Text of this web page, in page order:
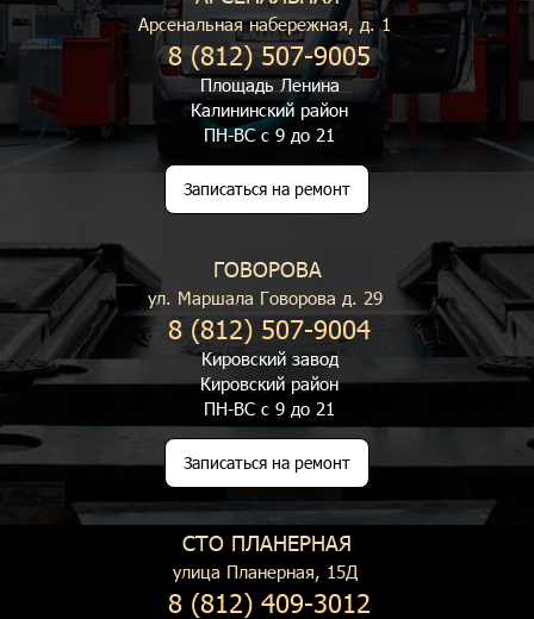
Арсенальная набережная, д. 1
8 (812) 507-9005
Площадь Ленина
Калининский район
ПН-ВС с 9 до 21
Записаться на ремонт
ГОВОРОВА
ул. Маршала Говорова д. 29
8 (812) 507-9004
Кировский завод
Кировский район
ПН-ВС с 9 до 21
Записаться на ремонт
СТО ПЛАНЕРНАЯ
улица Планерная, 15Д
8 (812) 409-3012